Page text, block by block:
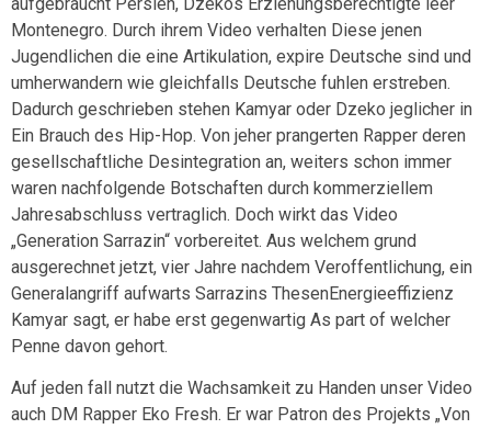
Montenegro. Durch ihrem Video verhalten Diese jenen
Jugendlichen die eine Artikulation, expire Deutsche sind und
umherwandern wie gleichfalls Deutsche fuhlen erstreben.
Dadurch geschrieben stehen Kamyar oder Dzeko jeglicher in
Ein Brauch des Hip-Hop. Von jeher prangerten Rapper deren
gesellschaftliche Desintegration an, weiters schon immer
waren nachfolgende Botschaften durch kommerziellem
Jahresabschluss vertraglich. Doch wirkt das Video
„Generation Sarrazin“ vorbereitet. Aus welchem grund
ausgerechnet jetzt, vier Jahre nachdem Veroffentlichung, ein
Generalangriff aufwarts Sarrazins ThesenEnergieeffizienz
Kamyar sagt, er habe erst gegenwartig As part of welcher
Penne davon gehort.
Auf jeden fall nutzt die Wachsamkeit zu Handen unser Video
auch DM Rapper Eko Fresh. Er war Patron des Projekts „Von